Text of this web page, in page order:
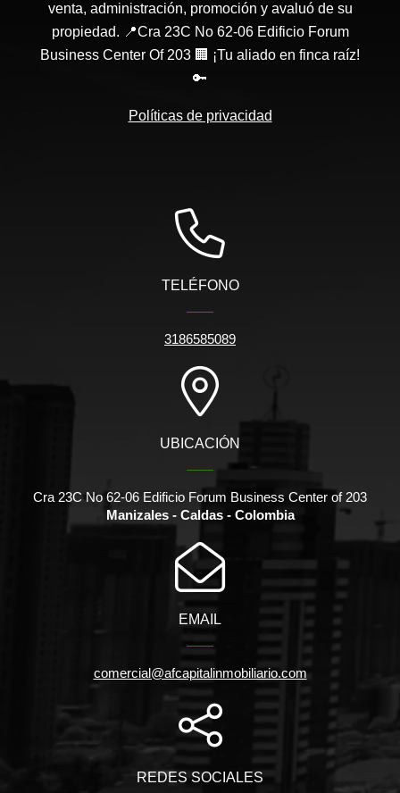
venta, administración, promoción y avaluó de su
propiedad. 📍Cra 23C No 62-06 Edificio Forum
Business Center Of 203 🏢 ¡Tu aliado en finca raíz!
🔑
Políticas de privacidad
TELÉFONO
3186585089
UBICACIÓN
Cra 23C No 62-06 Edificio Forum Business Center of 203
Manizales - Caldas - Colombia
EMAIL
comercial@afcapitalinmobiliario.com
REDES SOCIALES